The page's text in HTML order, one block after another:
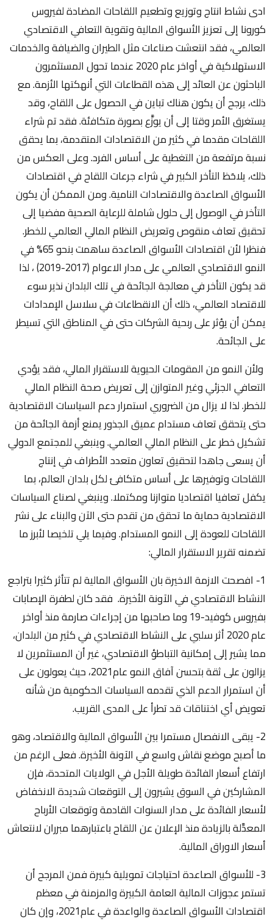
ادى نشاط انتاج وتوزيع وتطعيم اللقاحات المضادة لفيروس
كورونا إلى تعزيز الأسواق المالية وتقوية التعافي الاقتصادي
العالمي، فقد انتعشت صناعات مثل الطيران والضيافة والخدمات
الاستهلاكية في أواخر عام 2020 عندما تحول المستثمرون
الباحثون عن العائد إلى هذه القطاعات التي أنهكتها الأزمة. مع
ذلك، يرجح أن يكون هناك تباين في الحصول على اللقاح، وقد
يستغرق الأمر وقتا إلى أن يوزَّع بصورة متكافئة. فقد تم شراء
اللقاحات مقدما في كثير من الاقتصادات المتقدمة، بما يحقق
نسبة مرتفعة من التغطية على أساس الفرد. وعلى العكس من
ذلك، يلاحَظ التأخر الكبير في شراء جرعات اللقاح في اقتصادات
الأسواق الصاعدة والاقتصادات النامية. ومن الممكن أن يكون
التأخر في الوصول إلى حلول شاملة للرعاية الصحية مفضيا إلى
تحقيق تعاف منقوص وتعريض النظام المالي العالمي للخطر.
فنظرا لأن اقتصادات الأسواق الصاعدة ساهمت بنحو 65% في
النمو الاقتصادي العالمي على مدار الاعوام (2017-2019) ، لذا
قد يكون التأخر في معالجة الجائحة في تلك البلدان نذير سوء
للاقتصاد العالمي، ذلك أن الانقطاعات في سلاسل الإمدادات
يمكن أن يؤثر على ربحية الشركات حتى في المناطق التي تسيطر
على الجائحة.
ولأن النمو من المقومات الحيوية للاستقرار المالي، فقد يؤدي
التعافي الجزئي وغير المتوازن إلى تعريض صحة النظام المالي
للخطر. لذا لا يزال من الضروري استمرار دعم السياسات الاقتصادية
حتى يتحقق تعاف مستدام عميق الجذور يمنع أزمة الجائحة من
تشكيل خطر على النظام المالي العالمي. وينبغي للمجتمع الدولي
أن يسعى جاهدا لتحقيق تعاون متعدد الأطراف في إنتاج
اللقاحات وتوفيرها على أساس متكافئ لكل بلدان العالم، بما
يكفل تعافيا اقتصاديا متوازنا ومكتملا. وينبغي لصناع السياسات
الاقتصادية حماية ما تحقق من تقدم حتى الآن والبناء على نشر
اللقاحات للعودة إلى النمو المستدام. وفيما يلي تلخيصا لأبرز ما
تضمنه تقرير الاستقرار المالي:
1- افصحت الازمة الاخيرة بان الأسواق المالية لم تتأثر كثيرا بتراجع
النشاط الاقتصادي في الآونة الأخيرة. فقد كان لطفرة الإصابات
بفيروس كوفيد-19 وما صاحبها من إجراءات صارمة منذ أواخر
عام 2020 أثر سلبي على النشاط الاقتصادي في كثير من البلدان،
مما يشير إلى إمكانية التباطؤ الاقتصادي، غير أن المستثمرين لا
يزالون على ثقة بتحسن آفاق النمو عام2021، حيث يعولون على
أن استمرار الدعم الذي تقدمه السياسات الحكومية من شأنه
تعويض أي اختناقات قد تطرأ على المدى القريب.
2- يبقى الانفصال مستمرا بين الأسواق المالية والاقتصاد، وهو
ما أصبح موضع نقاش واسع في الآونة الأخيرة. فعلى الرغم من
ارتفاع أسعار الفائدة طويلة الأجل في الولايات المتحدة، فإن
المشاركين في السوق يشيرون إلى التوقعات شديدة الانخفاض
لأسعار الفائدة على مدار السنوات القادمة وتوقعات الأرباح
المعدَّلة بالزيادة منذ الإعلان عن اللقاح باعتبارهما مبرران لانتعاش
أسعار الاوراق المالية.
3- للأسواق الصاعدة احتياجات تمويلية كبيرة فمن المرجح أن
تستمر عجوزات المالية العامة الكبيرة والمزمنة في معظم
اقتصادات الأسواق الصاعدة والواعدة في عام2021، وإن كان